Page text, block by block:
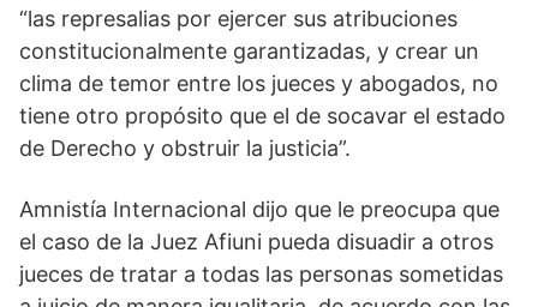
“las represalias por ejercer sus atribuciones
constitucionalmente garantizadas, y crear un
clima de temor entre los jueces y abogados, no
tiene otro propósito que el de socavar el estado
de Derecho y obstruir la justicia”.
Amnistía Internacional dijo que le preocupa que
el caso de la Juez Afiuni pueda disuadir a otros
jueces de tratar a todas las personas sometidas